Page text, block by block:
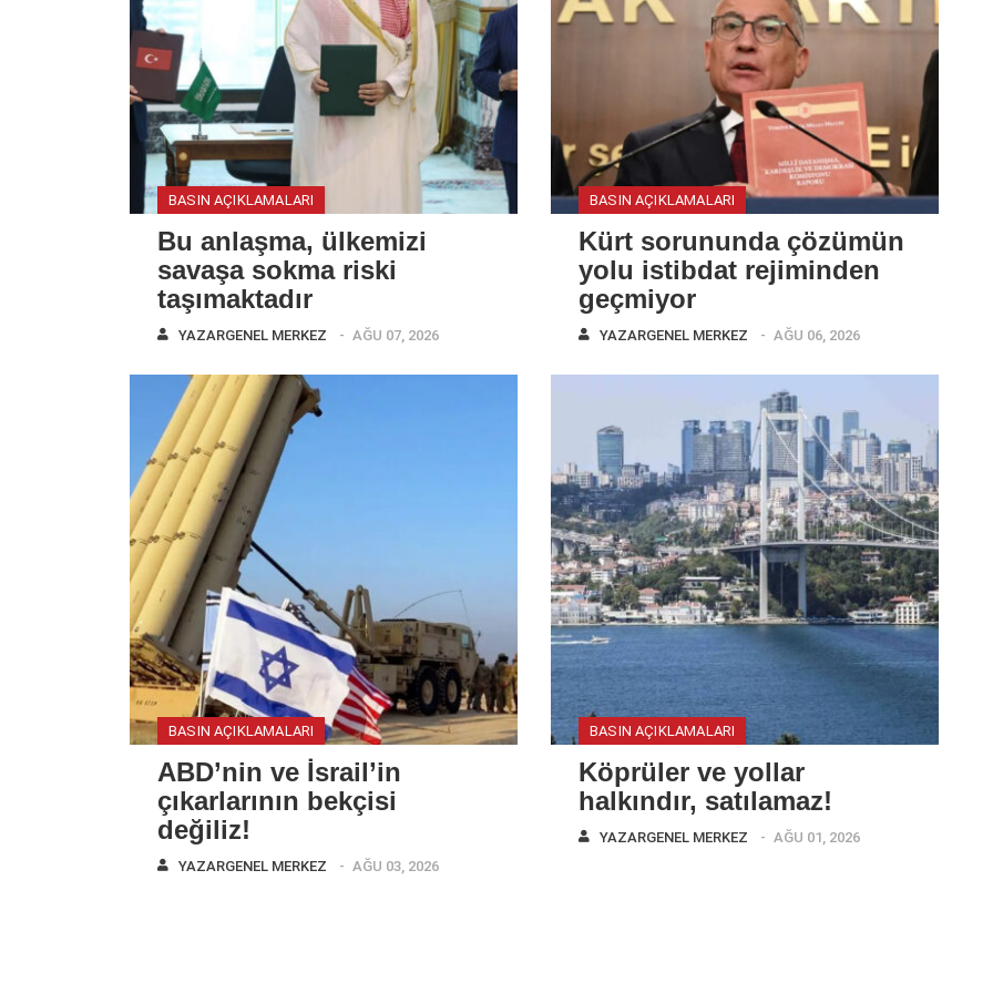
BASIN AÇIKLAMALARI
Bu anlaşma, ülkemizi
savaşa sokma riski
taşımaktadır
YAZARGENEL MERKEZ AĞU 07, 2026
BASIN AÇIKLAMALARI
Kürt sorununda çözümün
yolu istibdat rejiminden
geçmiyor
YAZARGENEL MERKEZ AĞU 06, 2026
BASIN AÇIKLAMALARI
ABD’nin ve İsrail’in
çıkarlarının bekçisi
değiliz!
YAZARGENEL MERKEZ AĞU 03, 2026
BASIN AÇIKLAMALARI
Köprüler ve yollar
halkındır, satılamaz!
YAZARGENEL MERKEZ AĞU 01, 2026